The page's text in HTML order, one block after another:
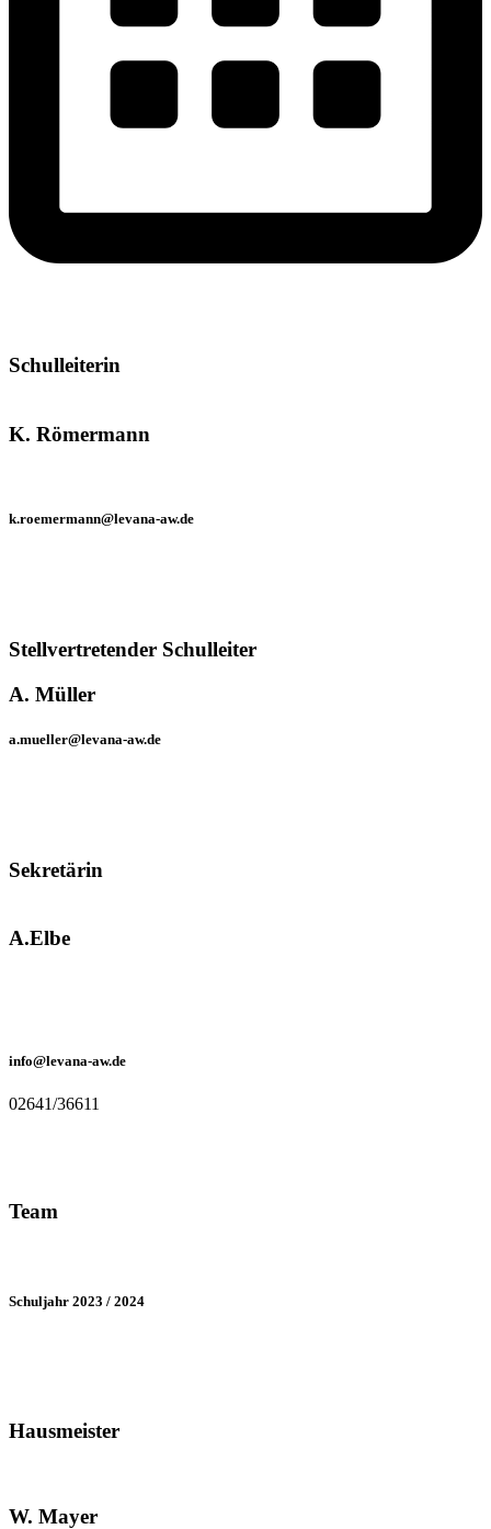
Schulleiterin
K. Römermann
k.roemermann@levana-aw.de
Stellvertretender Schulleiter
A. Müller
a.mueller@levana-aw.de
Sekretärin
A.Elbe
info@levana-aw.de
02641/36611
Team
Schuljahr 2023 / 2024
Hausmeister
W. Mayer